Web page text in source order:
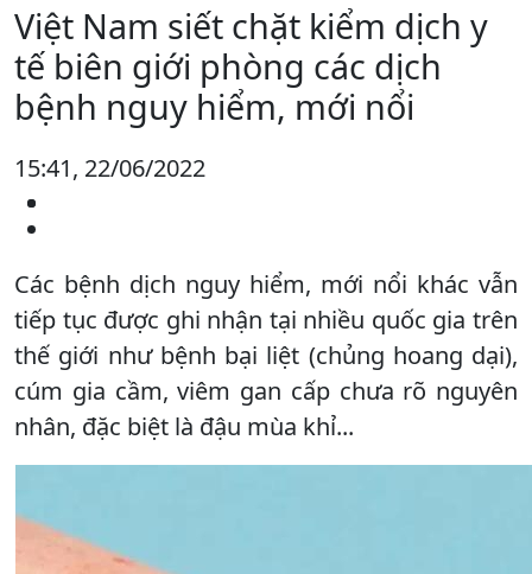
Việt Nam siết chặt kiểm dịch y
tế biên giới phòng các dịch
bệnh nguy hiểm, mới nổi
15:41, 22/06/2022
Các bệnh dịch nguy hiểm, mới nổi khác vẫn
tiếp tục được ghi nhận tại nhiều quốc gia trên
thế giới như bệnh bại liệt (chủng hoang dại),
cúm gia cầm, viêm gan cấp chưa rõ nguyên
nhân, đặc biệt là đậu mùa khỉ...